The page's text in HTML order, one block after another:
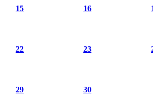
15 16
22 23
29 30